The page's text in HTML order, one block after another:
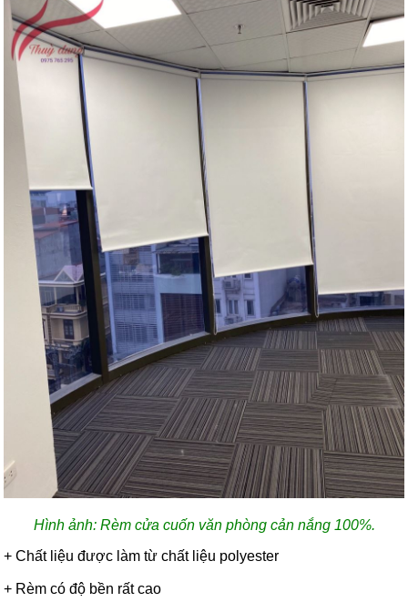
Hình ảnh: Rèm cửa cuốn văn phòng cản nắng 100%.
+ Chất liệu được làm từ chất liệu polyester
+ Rèm có độ bền rất cao